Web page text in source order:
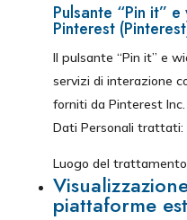
Pulsante “Pin it”
Pinterest
Il pulsante “Pin it” e
servizi di interazione
forniti da Pinterest Inc.
Dati Personali trattati:
Luogo del
piattaforme